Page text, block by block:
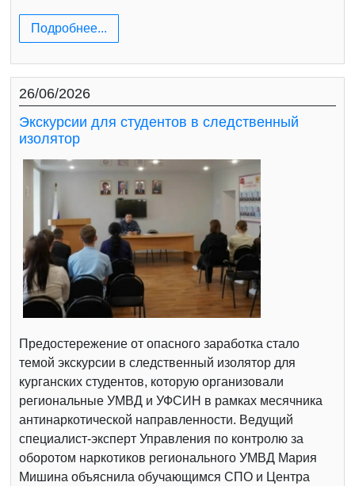
Подробнее...
26/06/2026
Экскурсии для студентов в следственный
изолятор
Предостережение от опасного заработка стало
темой экскурсии в следственный изолятор для
курганских студентов, которую организовали
региональные УМВД и УФСИН в рамках месячника
антинаркотической направленности. Ведущий
специалист-эксперт Управления по контролю за
оборотом наркотиков регионального УМВД Мария
Мишина объяснила обучающимся СПО и Центра